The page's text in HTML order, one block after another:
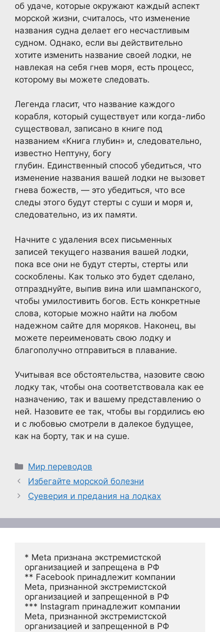
об удаче, которые окружают каждый аспект
морской жизни, считалось, что изменение
названия судна делает его несчастливым
судном. Однако, если вы действительно
хотите изменить название своей лодки, не
навлекая на себя гнев моря, есть процесс,
которому вы можете следовать.
Легенда гласит, что название каждого
корабля, который существует или когда-либо
существовал, записано в книге под
названием «Книга глубин» и, следовательно,
известно Нептуну, богу
глубин. Единственный способ убедиться, что
изменение названия вашей лодки не вызовет
гнева божеств, — это убедиться, что все
следы этого будут стерты с суши и моря и,
следовательно, из их памяти.
Начните с удаления всех письменных
записей текущего названия вашей лодки,
пока все они не будут стерты, стерты или
соскоблены. Как только это будет сделано,
отпразднуйте, выпив вина или шампанского,
чтобы умилостивить богов. Есть конкретные
слова, которые можно найти на любом
надежном сайте для моряков. Наконец, вы
можете переименовать свою лодку и
благополучно отправиться в плавание.
Учитывая все обстоятельства, назовите свою
лодку так, чтобы она соответствовала как ее
назначению, так и вашему представлению о
ней. Назовите ее так, чтобы вы гордились ею
и с любовью смотрели в далекое будущее,
как на борту, так и на суше.
Рубрики
Мир переводов
Избегайте морской болезни
Суеверия и предания на лодках
* Meta признана экстремистской
организацией и запрещена в РФ
** Facebook принадлежит компании
Meta, признанной экстремистской
организацией и запрещенной в РФ
*** Instagram принадлежит компании
Meta, признанной экстремистской
организацией и запрещенной в РФ